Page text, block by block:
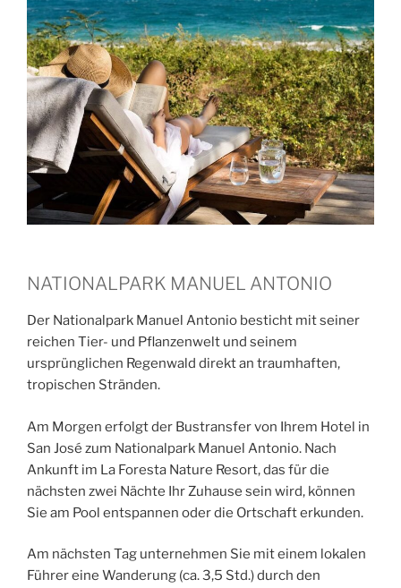
NATIONALPARK MANUEL ANTONIO
Der Nationalpark Manuel Antonio besticht mit seiner
reichen Tier- und Pflanzenwelt und seinem
ursprünglichen Regenwald direkt an traumhaften,
tropischen Stränden.
Am Morgen erfolgt der Bustransfer von Ihrem Hotel in
San José zum Nationalpark Manuel Antonio. Nach
Ankunft im La Foresta Nature Resort, das für die
nächsten zwei Nächte Ihr Zuhause sein wird, können
Sie am Pool entspannen oder die Ortschaft erkunden.
Am nächsten Tag unternehmen Sie mit einem lokalen
Führer eine Wanderung (ca. 3,5 Std.) durch den